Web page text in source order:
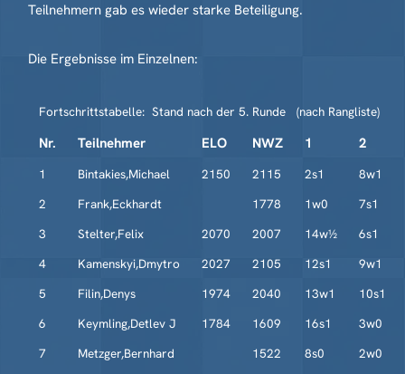
Teilnehmern gab es wieder starke Beteiligung.
Die Ergebnisse im Einzelnen:
Fortschrittstabelle: Stand nach der 5. Runde (nach Rangliste)
Nr. Teilnehmer ELO NWZ 1 2
1 Bintakies,Michael 2150 2115 2s1
8w1
2
Frank,Eckhardt 1778 1w0
7s1
3
Stelter,Felix 2070 2007 14w½
6s1
4
Kamenskyi,Dmytro 2027 2105 12s1
9w1
5
Filin,Denys 1974 2040 13w1
10s1
6
Keymling,Detlev J 1784 1609 16s1
3w0
7
Metzger,Bernhard 1522 8s0
2w0